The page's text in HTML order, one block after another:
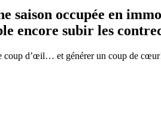
saison occupée en
encore subir les
coup d’œil… et générer un coup de